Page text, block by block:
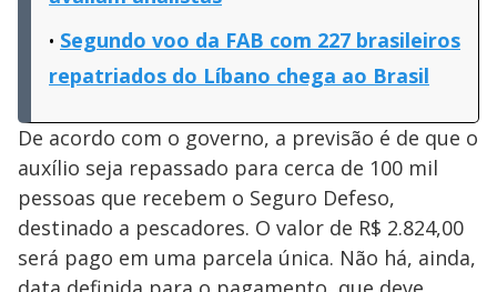
Segundo voo da FAB com 227 brasileiros
repatriados do Líbano chega ao Brasil
De acordo com o governo, a previsão é de que o
auxílio seja repassado para cerca de 100 mil
pessoas que recebem o Seguro Defeso,
destinado a pescadores. O valor de R$ 2.824,00
será pago em uma parcela única. Não há, ainda,